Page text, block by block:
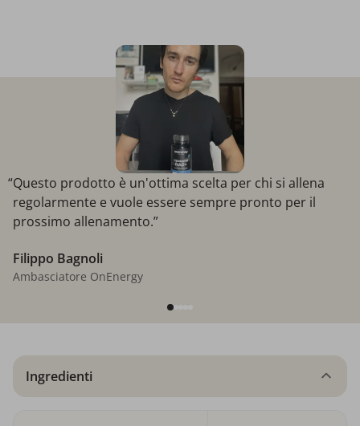
“Questo prodotto è un'ottima scelta per chi si allena
regolarmente e vuole essere sempre pronto per il
prossimo allenamento.”
Filippo Bagnoli
Ambasciatore OnEnergy
Ingredienti